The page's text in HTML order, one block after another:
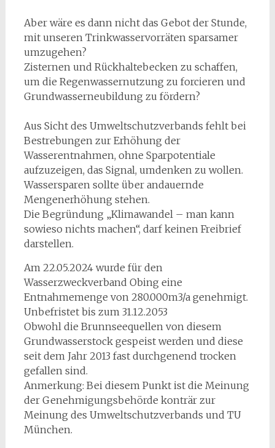
Aber wäre es dann nicht das Gebot der Stunde,
mit unseren Trinkwasservorräten sparsamer
umzugehen?
Zisternen und Rückhaltebecken zu schaffen,
um die Regenwassernutzung zu forcieren und
Grundwasserneubildung zu fördern?
Aus Sicht des Umweltschutzverbands fehlt bei
Bestrebungen zur Erhöhung der
Wasserentnahmen, ohne Sparpotentiale
aufzuzeigen, das Signal, umdenken zu wollen.
Wassersparen sollte über andauernde
Mengenerhöhung stehen.
Die Begründung „Klimawandel – man kann
sowieso nichts machen“, darf keinen Freibrief
darstellen.
Am 22.05.2024 wurde für den
Wasserzweckverband Obing eine
Entnahmemenge von 280.000m3/a genehmigt.
Unbefristet bis zum 31.12.2053
Obwohl die Brunnseequellen von diesem
Grundwasserstock gespeist werden und diese
seit dem Jahr 2013 fast durchgenend trocken
gefallen sind.
Anmerkung: Bei diesem Punkt ist die Meinung
der Genehmigungsbehörde konträr zur
Meinung des Umweltschutzverbands und TU
München.